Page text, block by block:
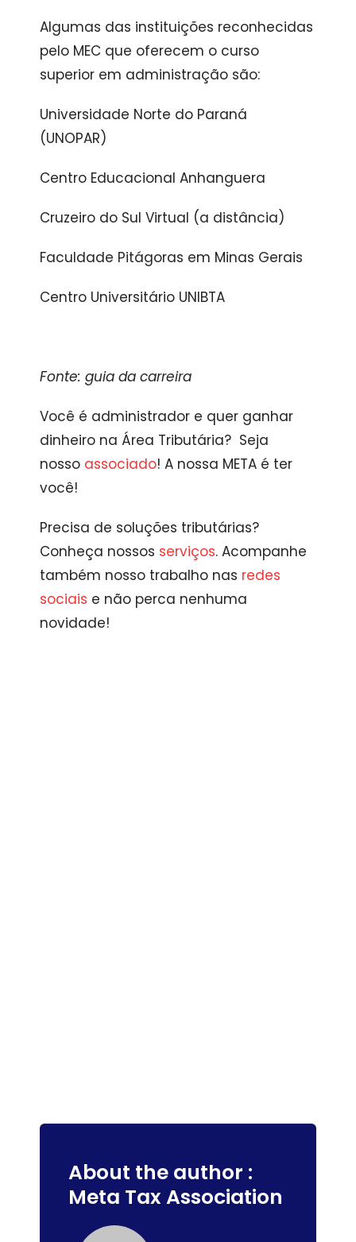
Algumas das instituições reconhecidas
pelo MEC que oferecem o curso
superior em administração são:
Universidade Norte do Paraná
(UNOPAR)
Centro Educacional Anhanguera
Cruzeiro do Sul Virtual (a distância)
Faculdade Pitágoras em Minas Gerais
Centro Universitário UNIBTA
Fonte: guia da carreira
Você é administrador e quer ganhar
dinheiro na Área Tributária? Seja
nosso associado! A nossa META é ter
você!
Precisa de soluções tributárias?
Conheça nossos serviços. Acompanhe
também nosso trabalho nas redes
sociais e não perca nenhuma
novidade!
About the author :
Meta Tax Association